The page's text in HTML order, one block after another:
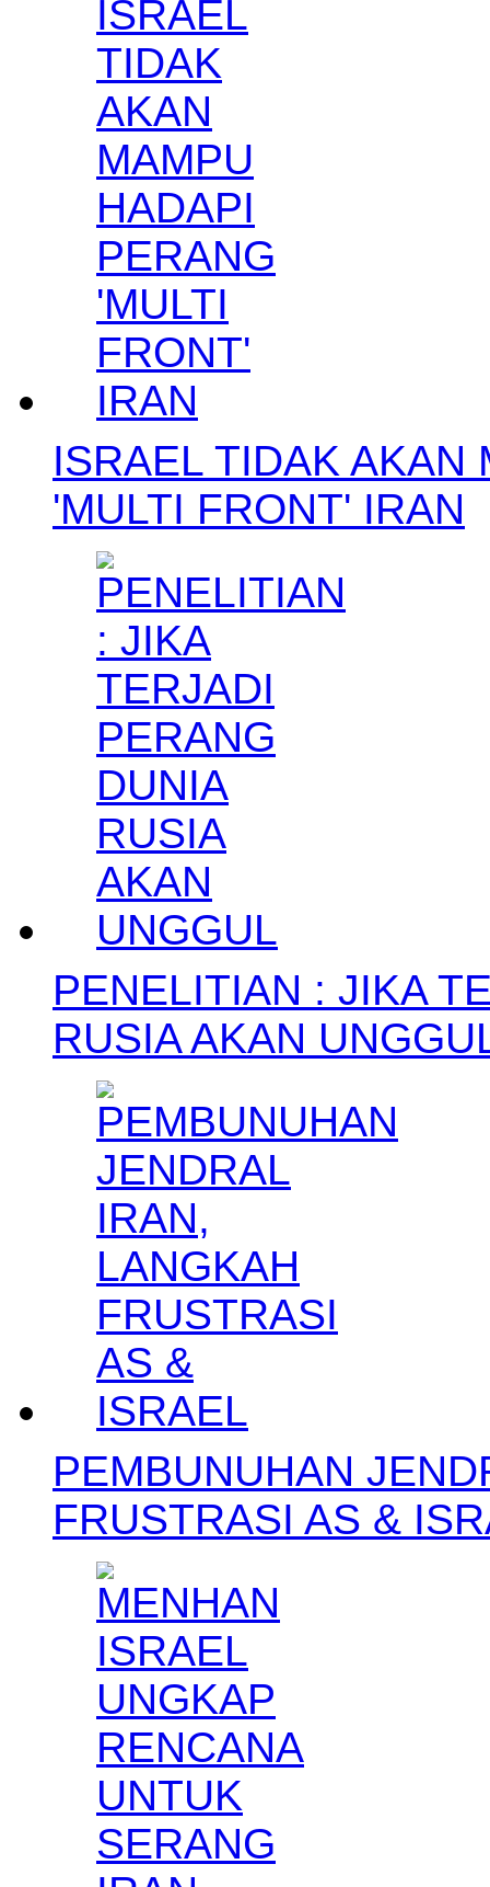
ISRAEL TIDAK AKAN
'MULTI FRONT' IRAN
PENELITIAN : JIKA
RUSIA AKAN
PEMBUNUHAN
FRUSTRASI AS &